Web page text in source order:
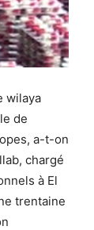
wilaya
de
a-t-on
chargé
à El
trentaine